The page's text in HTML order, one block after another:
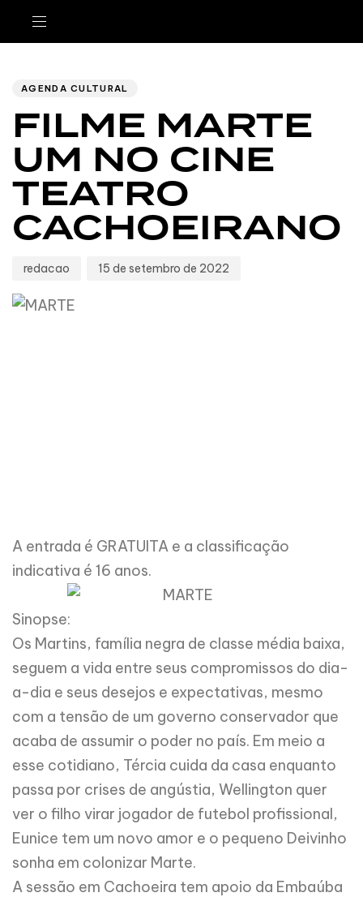
AGENDA CULTURAL
FILME MARTE
UM NO CINE
TEATRO
CACHOEIRANO
redacao 15 de setembro de 2022
A entrada é GRATUITA e a classificação
indicativa é 16 anos.
Sinopse:
Os Martins, família negra de classe média baixa,
seguem a vida entre seus compromissos do dia-
a-dia e seus desejos e expectativas, mesmo
com a tensão de um governo conservador que
acaba de assumir o poder no país. Em meio a
esse cotidiano, Tércia cuida da casa enquanto
passa por crises de angústia, Wellington quer
ver o filho virar jogador de futebol profissional,
Eunice tem um novo amor e o pequeno Deivinho
sonha em colonizar Marte.
A sessão em Cachoeira tem apoio da Embaúba